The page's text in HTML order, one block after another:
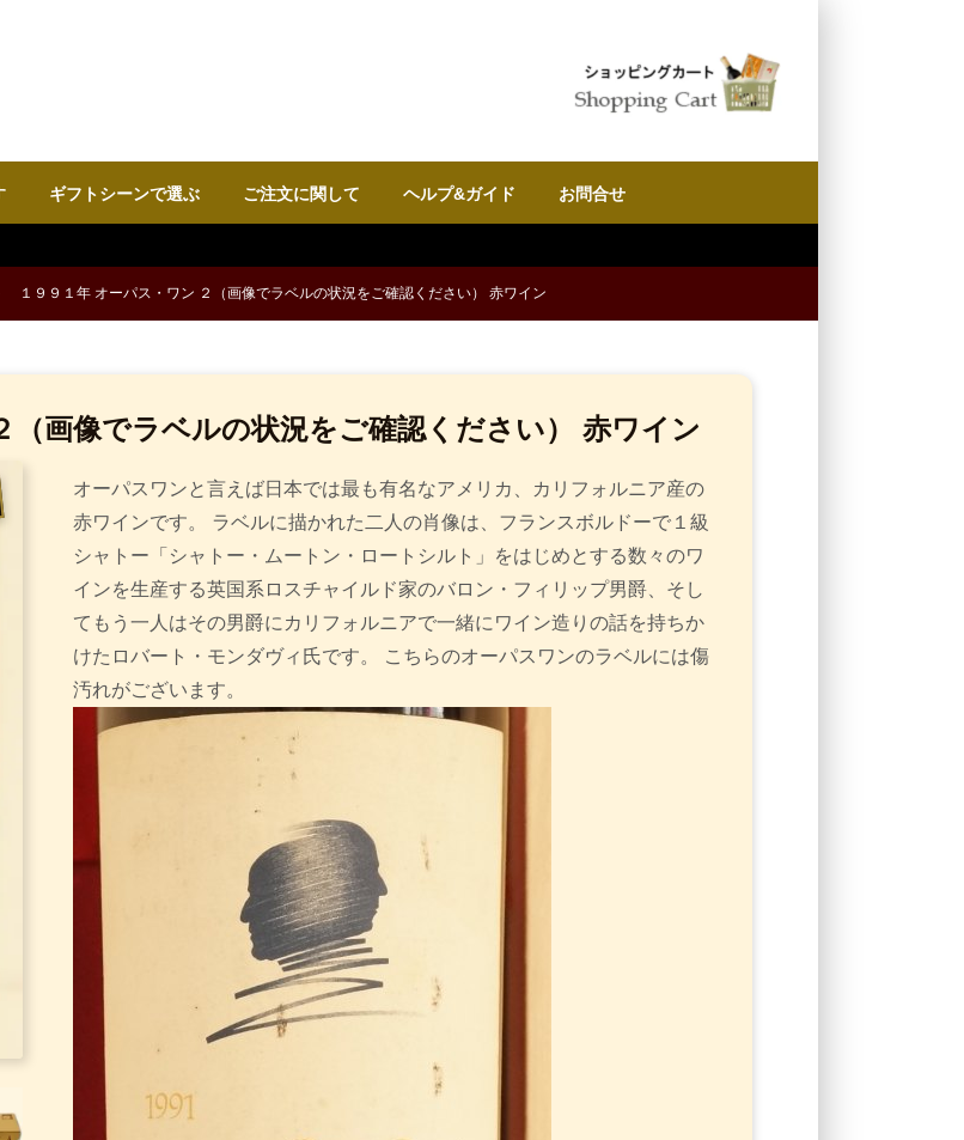
ギフトシーンで選ぶ ご注文に関して ヘルプ&ガイド お問合せ
１９９１年 オーパス・ワン ２（画像でラベルの状況をご確認ください） 赤ワイン
（画像でラベルの状況をご確認ください） 赤ワイン
オーパスワンと言えば日本では最も有名なアメリカ、カリフォルニア産の
赤ワインです。 ラベルに描かれた二人の肖像は、フランスボルドーで１級
シャトー「シャトー・ムートン・ロートシルト」をはじめとする数々のワ
インを生産する英国系ロスチャイルド家のバロン・フィリップ男爵、そし
てもう一人はその男爵にカリフォルニアで一緒にワイン造りの話を持ちか
けたロバート・モンダヴィ氏です。 こちらのオーパスワンのラベルには傷
汚れがございます。